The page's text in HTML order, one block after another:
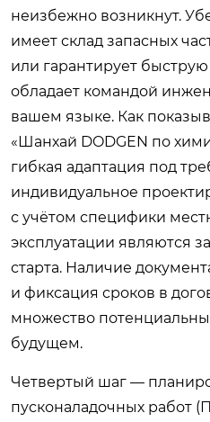
неизбежно возникнут.
имеет склад запасных
или гарантирует быструю
обладает командой
вашем языке. Как
«Шанхай DODGEN по
гибкая адаптация под
индивидуальное
с учётом специфики
эксплуатации являются
старта. Наличие
и фиксация сроков в
множество
будущем.
Четвертый шаг —
пусконаладочных работ